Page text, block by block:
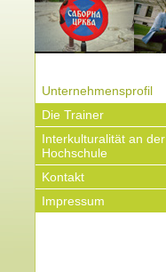
Unternehmensprofil
Die Trainer
Interkulturalität an der
Hochschule
Kontakt
Impressum